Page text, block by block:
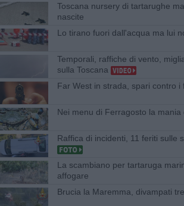
Toscana nursery di tartarughe
nascite
Lo tirano fuori dall'acqua ma lui
Temporali, raffiche di vento,
sulla Toscana
Far West in strada, spari contro i
Nei menu di Ferragosto la mania
Raffica di incidenti, 11 feriti sulle
La scambiano per tartaruga
affogare
Brucia la Maremma, divampati